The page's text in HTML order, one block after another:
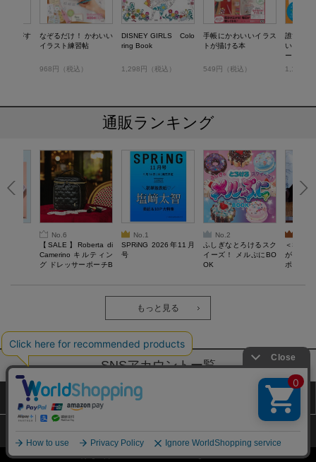
ストがす
なぞるだけ！ かわいい
イラスト練習帖
968円（税込）
DISNEY GIRLS Colo
ring Book
1,298円（税込）
手帳にかわいいイラス
トが描ける本
549円（税込）
誰でもカ
いく描け
ー・ガー
1,100円
通販ランキング
No.6
【SALE】Roberta di
Camerino キルティン
グ ドレッサーポーチB
No.1
SPRiNG 2026年11月
号
No.2
ふしぎなとろけるスク
イーズ！ メルぷにBO
OK
＜SALE
がある
ポーチ
もっと見る
SNSアカウントー覧
サイトマップ
Copyright (c) TAKARAJIMASHA,Inc. All Rights Reserved.